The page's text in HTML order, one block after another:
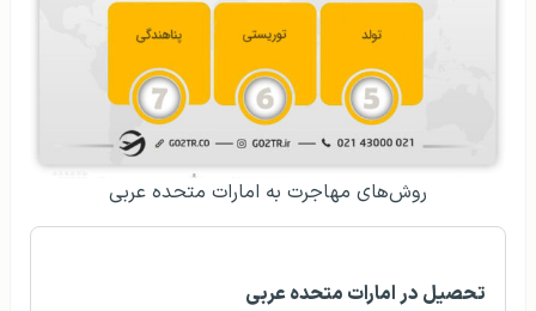
روش‌‌‌های مهاجرت به امارات متحده عربی
تحصیل در امارات متحده عربی